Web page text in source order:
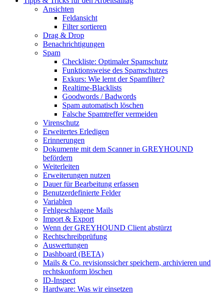
Ansichten
Feldansicht
Filter sortieren
Drag & Drop
Benachrichtigungen
Spam
Checkliste: Optimaler Spamschutz
Funktionsweise des Spamschutzes
Exkurs: Wie lernt der Spamfilter?
Realtime-Blacklists
Goodwords / Badwords
Spam automatisch löschen
Falsche Spamtreffer vermeiden
Virenschutz
Erweitertes Erledigen
Erinnerungen
Dokumente mit dem Scanner in GREYHOUND
befördern
Weiterleiten
Erweiterungen nutzen
Dauer für Bearbeitung erfassen
Benutzerdefinierte Felder
Variablen
Fehlgeschlagene Mails
Import & Export
Wenn der GREYHOUND Client abstürzt
Rechtschreibprüfung
Auswertungen
Dashboard (BETA)
Mails & Co. revisionssicher speichern, archivieren und
rechtskonform löschen
ID-Inspect
Hardware: Was wir einsetzen